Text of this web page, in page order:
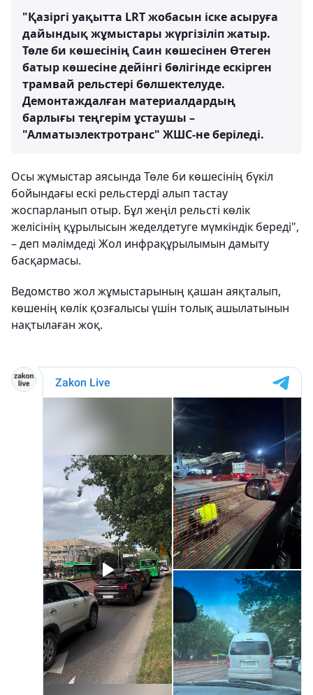
"Қазіргі уақытта LRT жобасын іске асыруға
дайындық жұмыстары жүргізіліп жатыр.
Төле би көшесінің Саин көшесінен Өтеген
батыр көшесіне дейінгі бөлігінде ескірген
трамвай рельстері бөлшектелуде.
Демонтаждалған материалдардың
барлығы теңгерім ұстаушы –
"Алматыэлектротранс" ЖШС-не беріледі.
Осы жұмыстар аясында Төле би көшесінің бүкіл
бойындағы ескі рельстерді алып тастау
жоспарланып отыр. Бұл жеңіл рельсті көлік
желісінің құрылысын жеделдетуге мүмкіндік береді",
– деп мәлімдеді Жол инфрақұрылымын дамыту
басқармасы.
Ведомство жол жұмыстарының қашан аяқталып,
көшенің көлік қозғалысы үшін толық ашылатынын
нақтылаған жоқ.